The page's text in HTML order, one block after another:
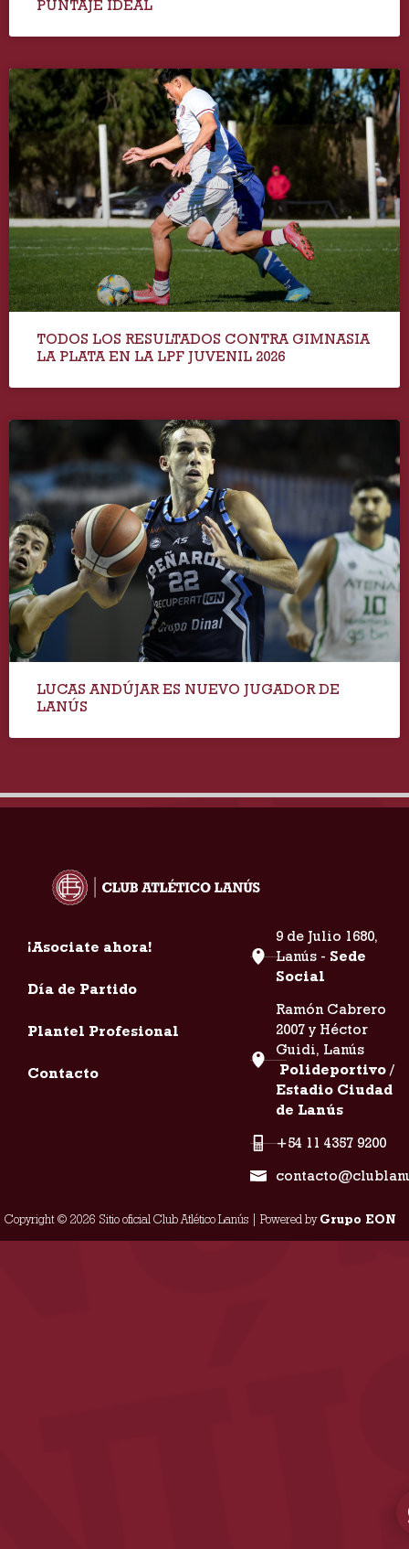
PUNTAJE IDEAL
TODOS LOS RESULTADOS CONTRA GIMNASIA
LA PLATA EN LA LPF JUVENIL 2026
LUCAS ANDÚJAR ES NUEVO JUGADOR DE
LANÚS
¡Asociate ahora!
Día de Partido
Plantel Profesional
Contacto
9 de Julio 1680,
Lanús - Sede
Social
Ramón Cabrero
2007 y Héctor
Guidi, Lanús
Polideportivo /
Estadio Ciudad
de Lanús
+54 11 4357 9200
Copyright © 2026 Sitio oficial Club Atlético Lanús | Powered byGrupo EON